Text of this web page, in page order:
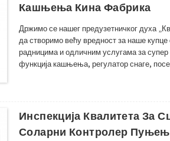
Кашњења Кина Фабрика
Држимо се нашег предузетничког духа
да створимо већу вредност за наше
радницима и одличним услугама за супер
функција кашњења, регулатор снаге,
каквог оштећења током транспорта
Инспекција Квалитета За
Соларни Контролер